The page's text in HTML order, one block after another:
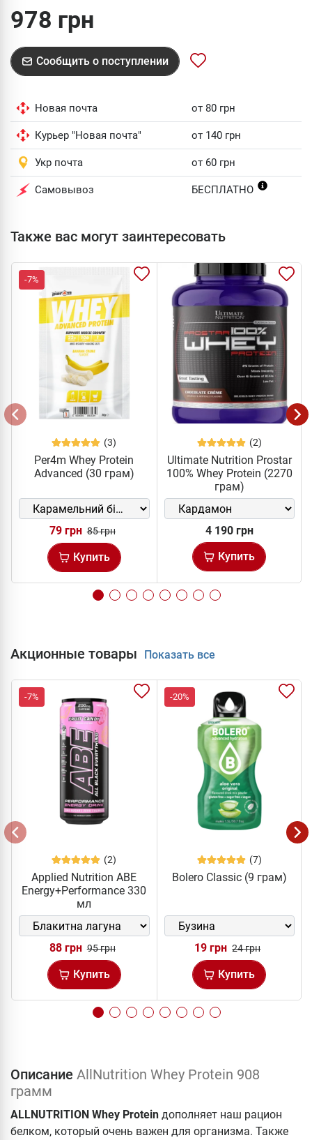
978 грн
Сообщить о поступлении
Новая почта от 80 грн
Курьер "Новая почта" от 140 грн
Укр почта от 60 грн
Самовывоз БЕСПЛАТНО
Также вас могут заинтересовать
-7%
(3)
Per4m Whey Protein
Advanced (30 грам)
79 грн 85 грн
Купить
(2)
Ultimate Nutrition Prostar
100% Whey Protein (2270
грам)
4 190 грн
Купить
Акционные товары Показать все
-7%
(2)
Applied Nutrition ABE
Energy+Performance 330
мл
88 грн 95 грн
Купить
-20%
(7)
Bolero Classic (9 грам)
19 грн 24 грн
Купить
Описание AllNutrition Whey Protein 908
грамм
ALLNUTRITION Whey Protein дополняет наш рацион
белком, который очень важен для организма. Также